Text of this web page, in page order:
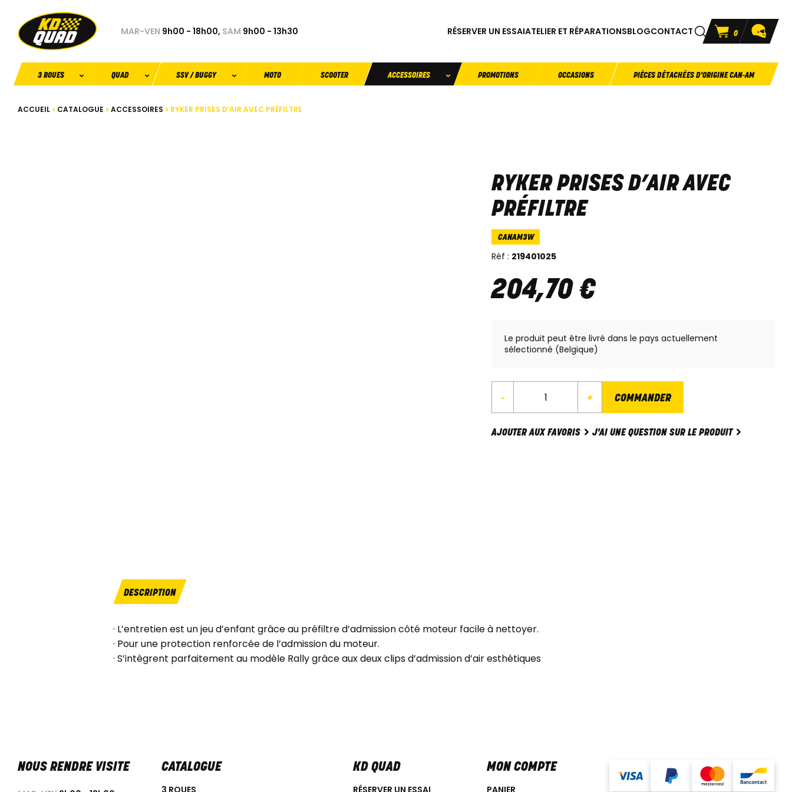
MAR-VEN 9h00 - 18h00, SAM 9h00 - 13h30 RÉSERVER UN ESSAIATELIER ET RÉPARATIONSBLOGCONTACT 0
3 ROUES QUAD SSV / BUGGY MOTO SCOOTER ACCESSOIRES PROMOTIONS OCCASIONS PIÈCES DÉTACHÉES D'ORIGINE CAN-AM
ACCUEIL CATALOGUE ACCESSOIRES RYKER PRISES D’AIR AVEC PRÉFILTRE
RYKER PRISES D’AIR AVEC
PRÉFILTRE
CANAM3W
Réf : 219401025
204,70€
Le produit peut être livré dans le pays actuellement
sélectionné (Belgique)
- + COMMANDER
AJOUTER AUX FAVORIS J'AI UNE QUESTION SUR LE PRODUIT
DESCRIPTION
· L’entretien est un jeu d’enfant grâce au préfiltre d’admission côté moteur facile à nettoyer.
· Pour une protection renforcée de l’admission du moteur.
· S’intègrent parfaitement au modèle Rally grâce aux deux clips d’admission d’air esthétiques
NOUS RENDRE VISITE CATALOGUE
3 ROUES
KD QUAD
RÉSERVER UN ESSAI
MON COMPTE
PANIER